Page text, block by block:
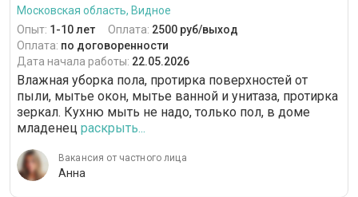
Московская область, Видное
Опыт: 1-10 лет Оплата: 2500 руб/выход
Оплата: по договоренности
Дата начала работы: 22.05.2026
Влажная уборка пола, протирка поверхностей от
пыли, мытье окон, мытье ванной и унитаза, протирка
зеркал. Кухню мыть не надо, только пол, в доме
младенец раскрыть...
Вакансия от частного лица
Анна